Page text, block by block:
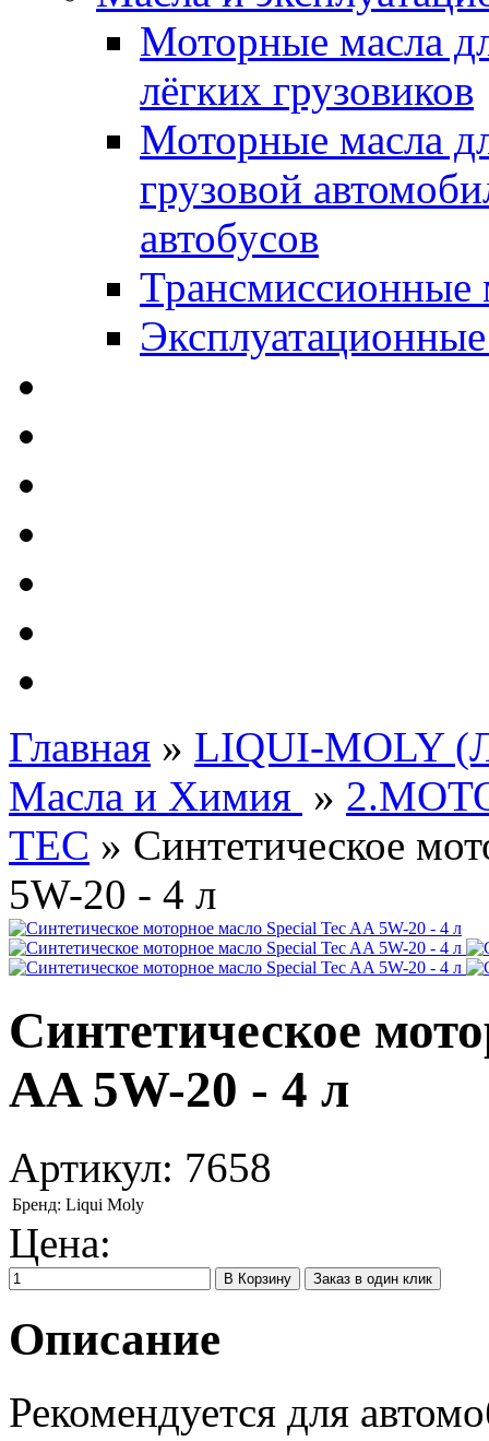
Моторные масла
лёгких грузовиков
Моторные масла
грузовой
автобусов
Трансмиссионные
Главная » LIQUI-MOLY
Масла и Химия »
TEC » Синтетическое
5W-20 - 4 л
Синтетическое
AA 5W-20 - 4 л
Артикул: 7658
Бренд: Liqui Moly
Цена:
Заказ в один клик
Описание
Рекомендуется для